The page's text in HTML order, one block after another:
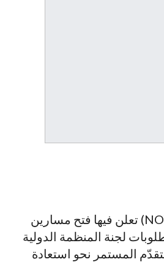
أصدرت سلطة الطيران المدني السوداني نشرة طيارين (NOTAM) تعلن فيها فتح مسارين
لجنة المنظمة الدولية
المستمر نحو استعادة